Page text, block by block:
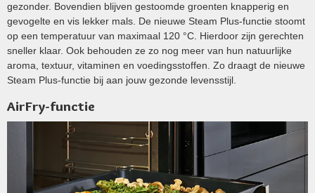
gezonder. Bovendien blijven gestoomde groenten knapperig en
gevogelte en vis lekker mals. De nieuwe Steam Plus-functie stoomt
op een temperatuur van maximaal 120 °C. Hierdoor zijn gerechten
sneller klaar. Ook behouden ze zo nog meer van hun natuurlijke
aroma, textuur, vitaminen en voedingsstoffen. Zo draagt de nieuwe
Steam Plus-functie bij aan jouw gezonde levensstijl.
AirFry-functie